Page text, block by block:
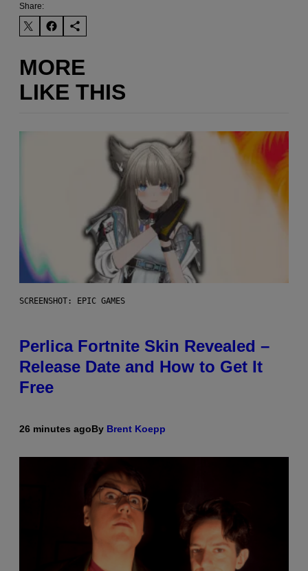
Share:
MORE
LIKE THIS
SCREENSHOT: EPIC GAMES
Perlica Fortnite Skin Revealed –
Release Date and How to Get It
Free
26 minutes agoBy Brent Koepp